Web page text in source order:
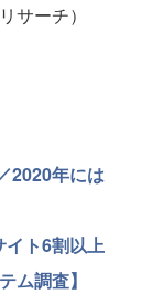
サーチ）
2020年には
イト6割以上
ム調査】